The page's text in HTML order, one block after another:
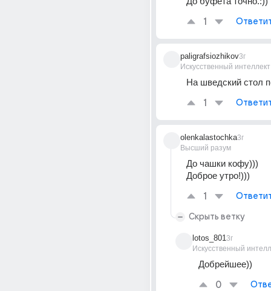
1
paligrafsiozhikov
Искусственный интеллект
3г
На шведский стол
1
olenkalastochka
Высший разум
3г
До чашки кофу)))
Доброе утро!)))
1
Скрыть ветку
lotos_801
Искусственный
3г
Добрейшее))
0